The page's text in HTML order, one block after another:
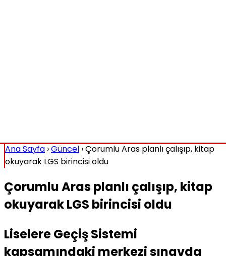
Ana Sayfa ›Güncel ›Çorumlu Aras planlı çalışıp, kitap
okuyarak LGS birincisi oldu
Çorumlu Aras planlı çalışıp, kitap
okuyarak LGS birincisi oldu
Liselere Geçiş Sistemi
kapsamındaki merkezi sınavda